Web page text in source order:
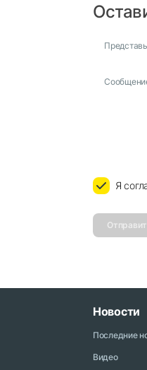
Я
Новости
Последние
Видео